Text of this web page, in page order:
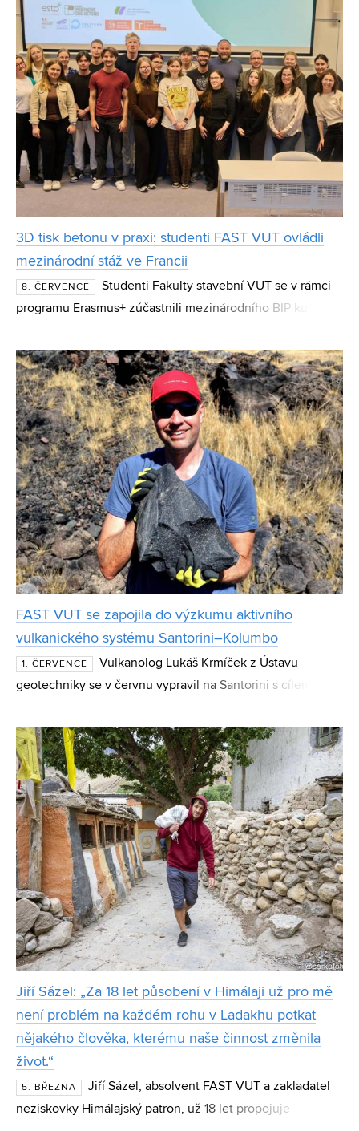
3D tisk betonu v praxi: studenti FAST VUT ovládli
mezinárodní stáž ve Francii
8. ČERVENCE
Studenti Fakulty stavební VUT se v rámci
programu Erasmus+ zúčastnili mezinárodního BIP kurzu
intenzivní dvoutýdenní stáže vyzkoušeli celý proces výro
FAST VUT se zapojila do výzkumu aktivního
vulkanického systému Santorini–Kolumbo
1. ČERVENCE
Vulkanolog Lukáš Krmíček z Ústavu
geotechniky se v červnu vypravil na Santorini s cílem
další mechanické vlastnosti vulkanických hornin a ja
Jiří Sázel: „Za 18 let působení v Himálaji už pro mě
není problém na každém rohu v Ladakhu potkat
nějakého člověka, kterému naše činnost změnila
život.“
5. BŘEZNA
Jiří Sázel, absolvent FAST VUT a zakladatel
neziskovky Himálajský patron, už 18 let propojuje